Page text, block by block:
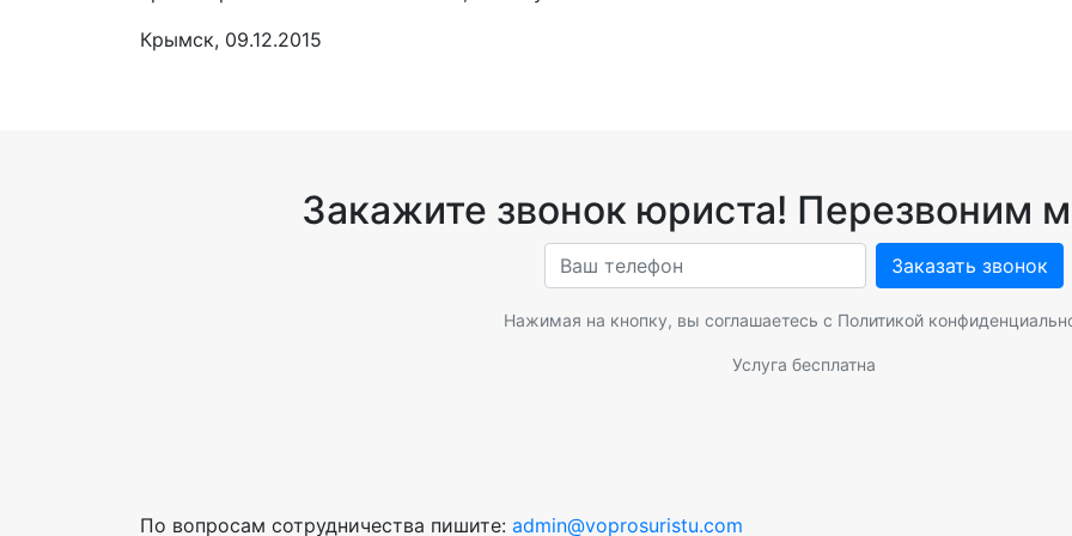
Крымск, 09.12.2015
Закажите звонок юриста! Перезвоним
Заказать звонок
Нажимая на кнопку, вы соглашаетесь с Политикой
Услуга бесплатна
По вопросам сотрудничества пишите: admin@voprosuristu.com